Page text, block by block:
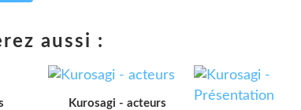
aussi :
Kurosagi - acteurs